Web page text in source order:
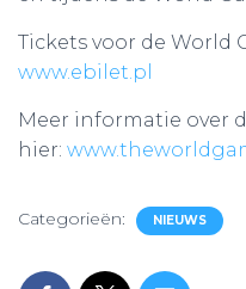
Tickets voor de World
www.ebilet.pl
Meer informatie over
hier:
Categorieën: NIEUWS